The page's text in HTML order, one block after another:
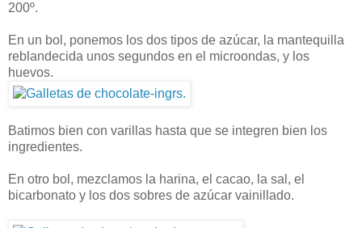
200º.
En un bol, ponemos los dos tipos de azúcar, la mantequilla
reblandecida unos segundos en el microondas, y los
huevos.
Batimos bien con varillas hasta que se integren bien los
ingredientes.
En otro bol, mezclamos la harina, el cacao, la sal, el
bicarbonato y los dos sobres de azúcar vainillado.